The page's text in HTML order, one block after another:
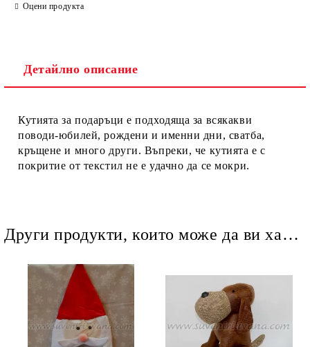
Оцени продукта
Детайлно описание
Кутията за подаръци е подходяща за всякакви
поводи-юбилей, рождени и именни дни, сватба,
кръщене и много други. Въпреки, че кутията е с
покритие от текстил не е удачно да се мокри.
Други продукти, които може да ви харесат